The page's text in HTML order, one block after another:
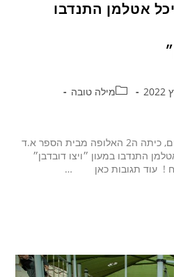
אטלמן התנדבו
מילה טובה
במסגרת שבוע המעשים הטובים, כיתה ה2 האלופה מבית הספר א.ד
התנדבו במעון ״ויצו דובדבן״
כח ! עוד תגובות כאן …